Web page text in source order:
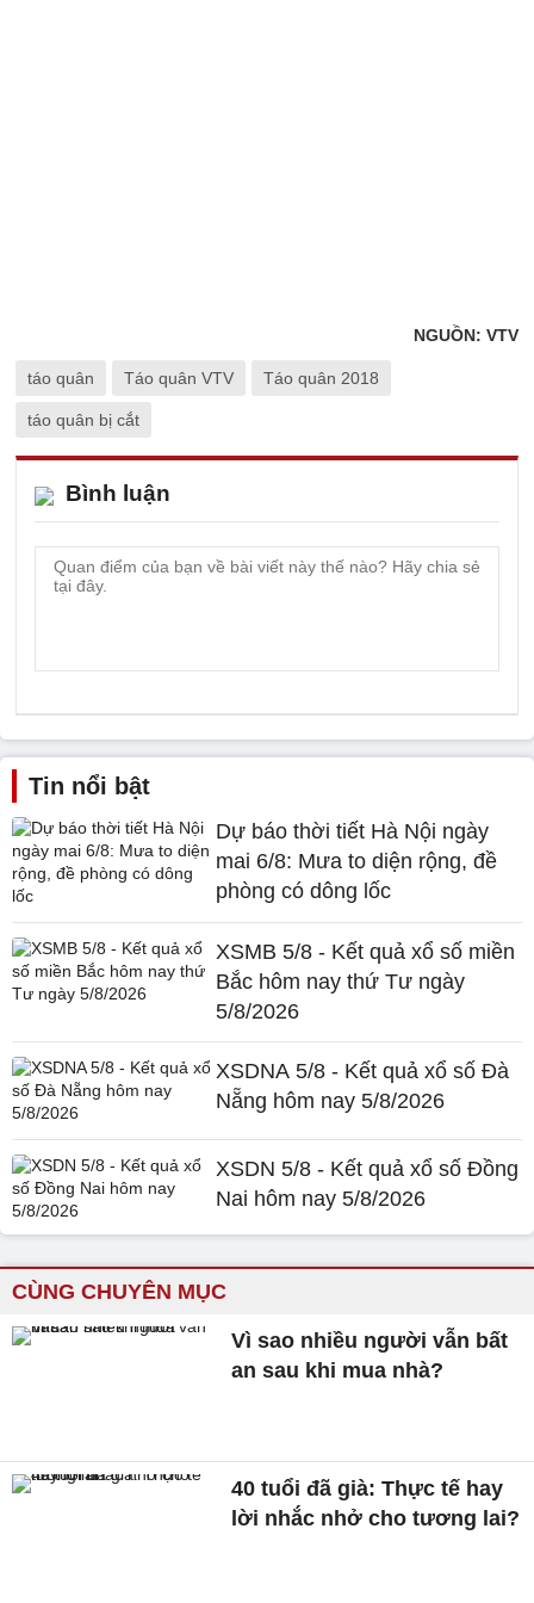
NGUỒN: VTV
táo quân Táo quân VTV Táo quân 2018
táo quân bị cắt
Bình luận
Tin nổi bật
Dự báo thời tiết Hà Nội ngày
mai 6/8: Mưa to diện rộng, đề
phòng có dông lốc
XSMB 5/8 - Kết quả xổ số miền
Bắc hôm nay thứ Tư ngày
5/8/2026
XSDNA 5/8 - Kết quả xổ số Đà
Nẵng hôm nay 5/8/2026
XSDN 5/8 - Kết quả xổ số Đồng
Nai hôm nay 5/8/2026
CÙNG CHUYÊN MỤC
Vì sao nhiều người vẫn bất
an sau khi mua nhà?
40 tuổi đã già: Thực tế hay
lời nhắc nhở cho tương lai?